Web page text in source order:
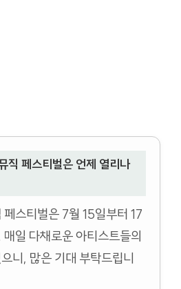
직 페스티벌은 언제 열리나
스티벌은 7월 15일부터 17
일 다채로운 아티스트들의
니, 많은 기대 부탁드립니